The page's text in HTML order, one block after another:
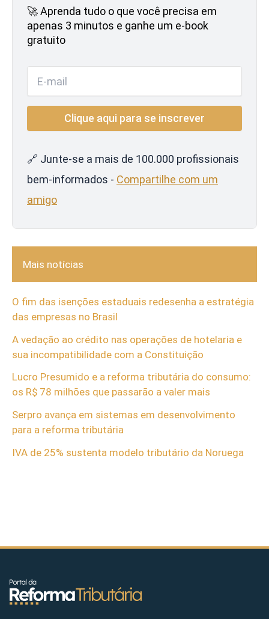
🚀 Aprenda tudo o que você precisa em
apenas 3 minutos e ganhe um e-book
gratuito
🔗 Junte-se a mais de 100.000 profissionais
bem-informados - Compartilhe com um
amigo
Mais notícias
O fim das isenções estaduais redesenha a estratégia
das empresas no Brasil
A vedação ao crédito nas operações de hotelaria e
sua incompatibilidade com a Constituição
Lucro Presumido e a reforma tributária do consumo:
os R$ 78 milhões que passarão a valer mais
Serpro avança em sistemas em desenvolvimento
para a reforma tributária
IVA de 25% sustenta modelo tributário da Noruega